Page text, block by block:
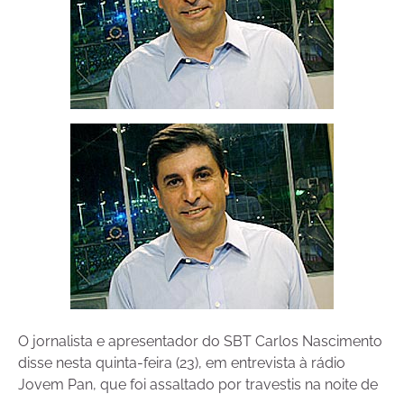
O jornalista e apresentador do SBT Carlos Nascimento
disse nesta quinta-feira (23), em entrevista à rádio
Jovem Pan, que foi assaltado por travestis na noite de